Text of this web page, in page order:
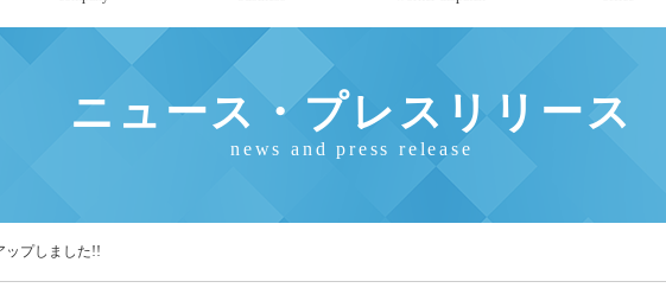
ニュース・プレスリリース
news and press release
ップしました!!